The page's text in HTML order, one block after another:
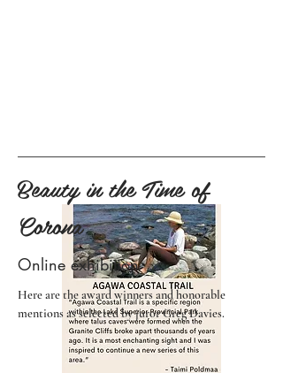
Beauty in the Time of
Corona
Online exhibition
Here are the award winners and honorable
mentions as selected by juror Greg Davies.